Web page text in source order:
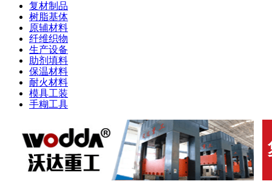
复材制品
树脂基体
原辅材料
纤维织物
生产设备
助剂填料
保温材料
耐火材料
模具工装
手糊工具